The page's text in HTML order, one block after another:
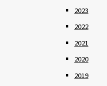
2023
2022
2021
2020
2019